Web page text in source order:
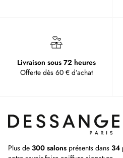
Livraison sous 72 heures
Offerte dès 60 € d’achat
Plus de 300 salons présents dans 34